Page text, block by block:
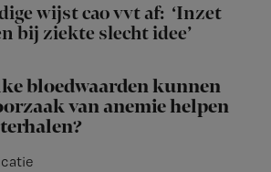
wijst cao vvt af: ‘Inzet
bij ziekte slecht idee’
bloedwaarden kunnen
van anemie helpen